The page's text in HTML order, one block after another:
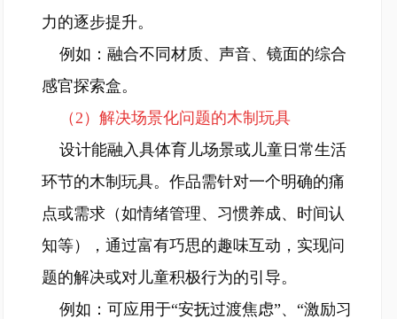
力的逐步提升。
例如：融合不同材质、声音、镜面的综合
感官探索盒。
（2）解决场景化问题的木制玩具
设计能融入具体育儿场景或儿童日常生活
环节的木制玩具。作品需针对一个明确的痛
点或需求（如情绪管理、习惯养成、时间认
知等），通过富有巧思的趣味互动，实现问
题的解决或对儿童积极行为的引导。
例如：可应用于“安抚过渡焦虑”、“激励习